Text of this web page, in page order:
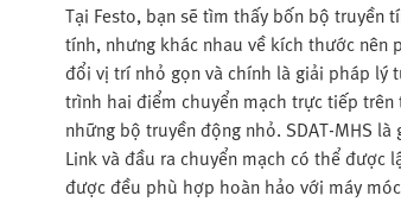
Tại Festo, bạn sẽ tìm thấy bốn bộ truyền
tính, nhưng khác nhau về kích thước nên
đổi vị trí nhỏ gọn và chính là giải pháp lý
trình hai điểm chuyển mạch trực tiếp
những bộ truyền động nhỏ. SDAT-MHS
Link và đầu ra chuyển mạch có thể
được đều phù hợp hoàn hảo với máy